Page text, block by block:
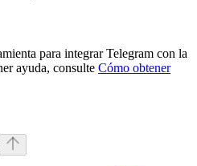
para integrar Telegram con la
ayuda, consulte Cómo obtener